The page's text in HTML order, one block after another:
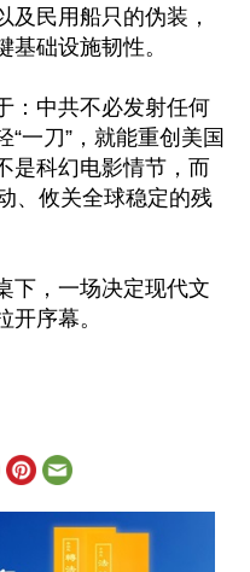
及民用船只的伪装，
基础设施韧性。
：中共不必发射任何
一刀”，就能重创美国
是科幻电影情节，而
、攸关全球稳定的残
下，一场决定现代文
序幕。